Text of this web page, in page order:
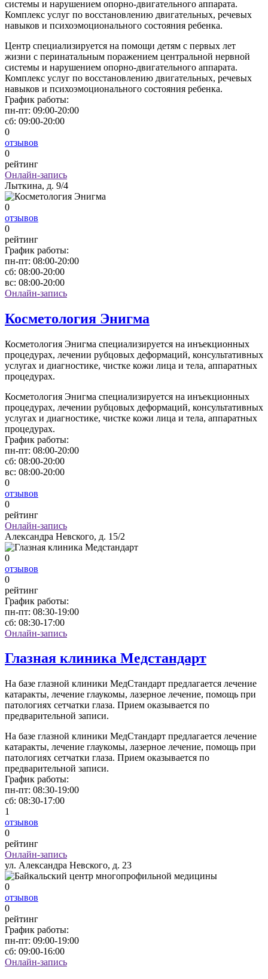
системы и нарушением опорно-двигательного аппарата.
Комплекс услуг по восстановлению двигательных, речевых
навыков и психоэмоционального состояния ребенка.
Центр специализируется на помощи детям с первых лет
жизни с перинатальным поражением центральной нервной
системы и нарушением опорно-двигательного аппарата.
Комплекс услуг по восстановлению двигательных, речевых
навыков и психоэмоционального состояния ребенка.
График работы:
пн-пт: 09:00-20:00
сб: 09:00-20:00
0
отзывов
0
рейтинг
Онлайн-запись
Лыткина, д. 9/4
0
отзывов
0
рейтинг
График работы:
пн-пт: 08:00-20:00
сб: 08:00-20:00
вс: 08:00-20:00
Онлайн-запись
Косметология Энигма
Косметология Энигма специализируется на инъекционных
процедурах, лечении рубцовых деформаций, консультативных
услугах и диагностике, чистке кожи лица и тела, аппаратных
процедурах.
Косметология Энигма специализируется на инъекционных
процедурах, лечении рубцовых деформаций, консультативных
услугах и диагностике, чистке кожи лица и тела, аппаратных
процедурах.
График работы:
пн-пт: 08:00-20:00
сб: 08:00-20:00
вс: 08:00-20:00
0
отзывов
0
рейтинг
Онлайн-запись
Александра Невского, д. 15/2
0
отзывов
0
рейтинг
График работы:
пн-пт: 08:30-19:00
сб: 08:30-17:00
Онлайн-запись
Глазная клиника Медстандарт
На базе глазной клиники МедСтандарт предлагается лечение
катаракты, лечение глаукомы, лазерное лечение, помощь при
патологиях сетчатки глаза. Прием оказывается по
предварительной записи.
На базе глазной клиники МедСтандарт предлагается лечение
катаракты, лечение глаукомы, лазерное лечение, помощь при
патологиях сетчатки глаза. Прием оказывается по
предварительной записи.
График работы:
пн-пт: 08:30-19:00
сб: 08:30-17:00
1
отзывов
0
рейтинг
Онлайн-запись
ул. Александра Невского, д. 23
0
отзывов
0
рейтинг
График работы:
пн-пт: 09:00-19:00
сб: 09:00-16:00
Онлайн-запись